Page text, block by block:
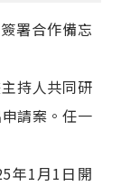
署合作備忘
持人共同研
請案。任一
年1月1日開